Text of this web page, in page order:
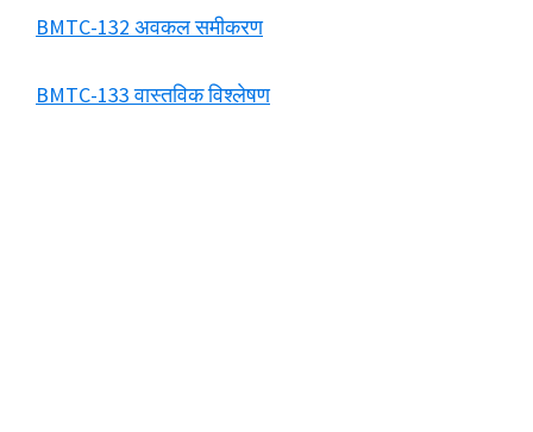
BMTC-132 अवकल समीकरण
BMTC-133 वास्तविक विश्लेषण